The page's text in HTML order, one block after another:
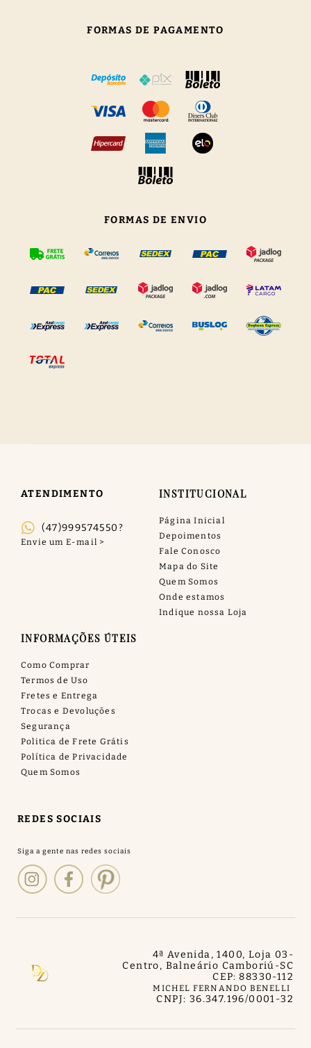
FORMAS DE PAGAMENTO
FORMAS DE ENVIO
ATENDIMENTO
(47)999574550?
INSTITUCIONAL
Página Inicial
Depoimentos
Fale Conosco
Mapa do Site
Quem Somos
Onde estamos
Indique nossa Loja
INFORMAÇÕES ÚTEIS
Como Comprar
Termos de Uso
Fretes e Entrega
Trocas e Devoluções
Segurança
Politica de Frete Grátis
Política de Privacidade
Quem Somos
REDES SOCIAIS
MICHEL FERNANDO BENELLI
4ª Avenida, 1400, Loja 03 -
Centro, Balneário Camboriú-SC
CEP: 88330-112
CNPJ: 36.347.196/0001-32